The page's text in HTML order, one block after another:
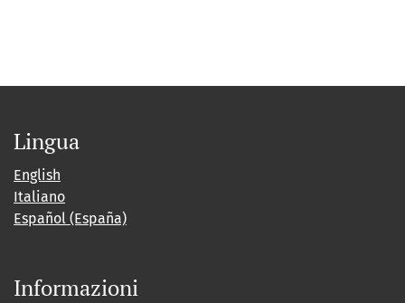
Lingua
English
Italiano
Español (España)
Informazioni